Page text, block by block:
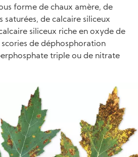
forme de chaux amère, de
saturées, de calcaire siliceux
siliceux riche en oxyde de
de déphosphoration
triple ou de nitrate